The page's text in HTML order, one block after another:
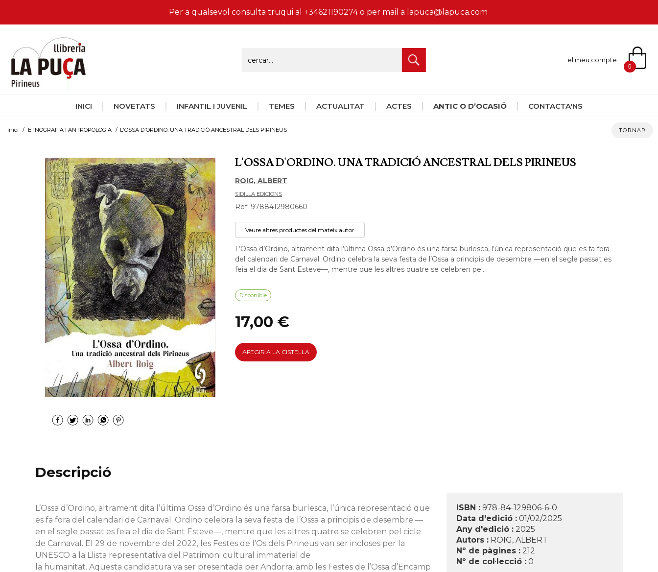
Per a qualsevol consulta truqui al +34621190274 o per mail a lapuca@lapuca.com
el meu compte
0
INICI NOVETATS INFANTIL I JUVENIL TEMES ACTUALITAT ACTES ANTIC O D’OCASIÓ CONTACTA'NS
Inici / ETNOGRAFIA I ANTROPOLOGIA / L'OSSA D'ORDINO. UNA TRADICIÓ ANCESTRAL DELS PIRINEUS TORNAR
L'OSSA D'ORDINO. UNA TRADICIÓ ANCESTRAL DELS PIRINEUS
ROIG, ALBERT
SIDILLA EDICIONS
Ref. 9788412980660
Veure altres productes del mateix autor
L’Ossa d’Ordino, altrament dita l’última Ossa d’Ordino és una farsa burlesca, l’única representació que es fa fora
del calendari de Carnaval. Ordino celebra la seva festa de l’Ossa a principis de desembre —en el segle passat es
feia el dia de Sant Esteve—, mentre que les altres quatre se celebren pe...
Disponible
17,00 €
AFEGIR A LA CISTELLA
Descripció
ISBN : 978-84-129806-6-0
Data d'edició : 01/02/2025
Any d'edició : 2025
Autors : ROIG, ALBERT
Nº de pàgines : 212
Nº de col·lecció : 0
L’Ossa d’Ordino, altrament dita l’última Ossa d’Ordino és una farsa burlesca, l’única representació que
es fa fora del calendari de Carnaval. Ordino celebra la seva festa de l’Ossa a principis de desembre —
en el segle passat es feia el dia de Sant Esteve—, mentre que les altres quatre se celebren pel cicle
de Carnaval. El 29 de novembre del 2022, les Festes de l’Os dels Pirineus van ser incloses per la
UNESCO a la Llista representativa del Patrimoni cultural immaterial de
la humanitat. Aquesta candidatura va ser presentada per Andorra, amb les Festes de l’Ossa d’Encamp